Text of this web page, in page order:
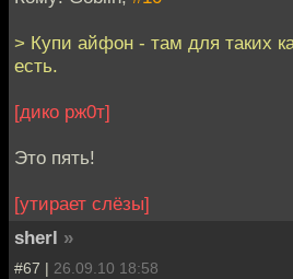
> Купи айфон - там для таких
есть.
[дико рж0т]
Это пять!
[утирает слёзы]
sherl »
#67 | 26.09.10 18:58